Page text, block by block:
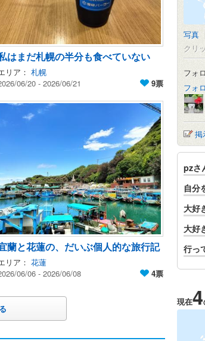
はまだ札幌の半分も食べていない
リア： 札幌
06/20 - 2026/06/21
9票
蘭と花蓮の、だいぶ個人的な旅行記
リア： 花蓮
06/06 - 2026/06/08
4票
写真
クリ
フォ
フォ
掲
pzさ
自分
大好
大好
行っ
現在4